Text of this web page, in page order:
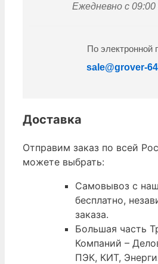
Ежедневно с 09:00
По электронной
sale@grover-
Доставка
Отправим заказ по всей
можете выбрать:
Самовывоз с
бесплатно,
заказа.
Большая часть
Компаний –
ПЭК, КИТ,